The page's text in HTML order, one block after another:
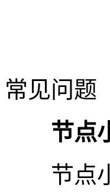
常见问题
节点小
节点小